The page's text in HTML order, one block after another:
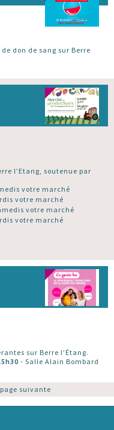
don de sang sur Berre
l’Etang, soutenue par
votre marché
votre marché
votre marché
votre marché
sur Berre l’Étang.
- Salle Alain Bombard
page suivante